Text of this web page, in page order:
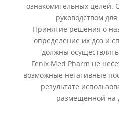
ознакомительных целей.
руководством
Принятие решения о
определение их доз и
должны
Fenix Med Pharm не
возможные негативные
результате
размещенной на